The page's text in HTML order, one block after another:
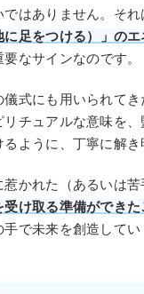
はありません。そ
に足をつける）」の
要なサインなのです。
式にも用いられて
チュアルな意味を
ように、丁寧に解き
かれた（あるいは苦
け取る準備ができ
で未来を創造して